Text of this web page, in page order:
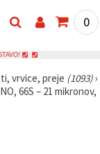
0
vrvice, preje (1093)›
66S – 21 mikronov,